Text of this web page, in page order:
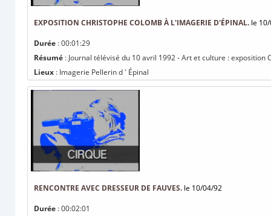
EXPOSITION CHRISTOPHE COLOMB À L'IMAGERIE D'ÉPINAL. le
Durée : 00:01:29
Résumé : Journal télévisé du 10 avril 1992 - Art et culture :
Lieux : Imagerie Pellerin d ' Épinal
RENCONTRE AVEC DRESSEUR DE FAUVES. le 10/04/92
Durée : 00:02:01